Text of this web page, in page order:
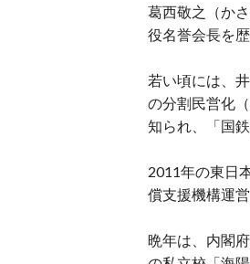
葛西敬之（か
役名誉会長を
若い頃には、
の分割民営化
知られ、「国
2011年の東日
償支援機構運
晩年は、内閣